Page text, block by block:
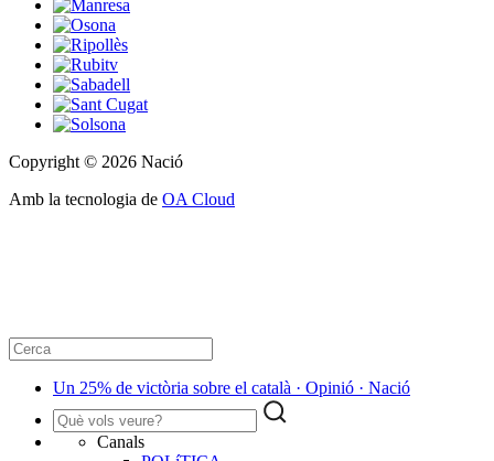
Copyright © 2026 Nació
Amb la tecnologia de OA Cloud
Un 25% de victòria sobre el català · Opinió · Nació
Canals